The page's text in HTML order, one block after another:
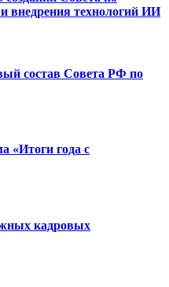
внедрения технологий ИИ
состав Совета РФ по
«Итоги года с
кадровых